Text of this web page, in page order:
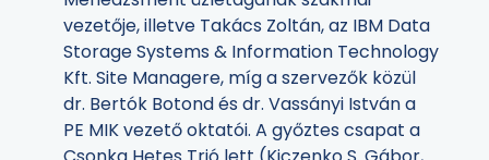
vezetője, illetve Takács Zoltán, az IBM Data
Storage Systems & Information Technology
Kft. Site Managere, míg a szervezők közül
dr. Bertók Botond és dr. Vassányi István a
PE MIK vezető oktatói. A győztes csapat a